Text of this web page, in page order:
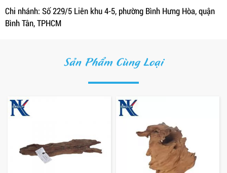
Chi nhánh: Số 229/5 Liên khu 4-5, phường Bình Hưng Hòa, quận
Bình Tân, TPHCM
Sản Phẩm Cùng Loại